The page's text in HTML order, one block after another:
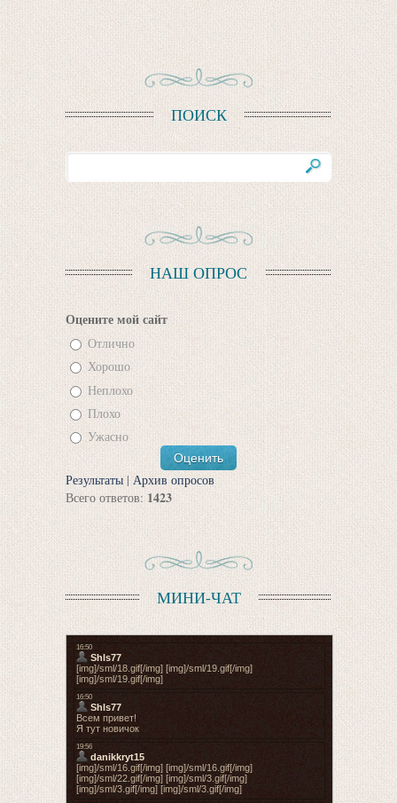
ПОИСК
НАШ ОПРОС
Оцените мой сайт
Отлично
Хорошо
Неплохо
Плохо
Ужасно
Результаты | Архив опросов
Всего ответов: 1423
МИНИ-ЧАТ